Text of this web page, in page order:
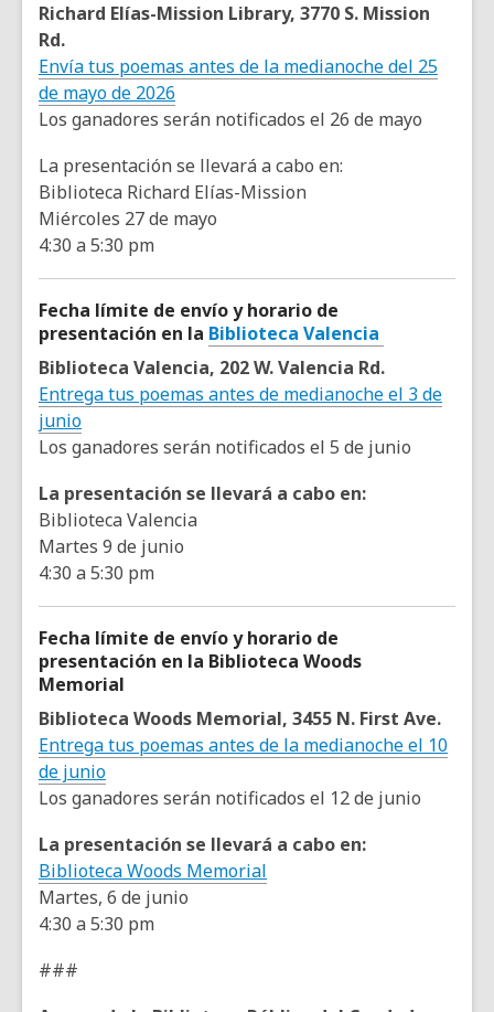
Richard Elías-Mission Library, 3770 S. Mission
Rd.
Envía tus poemas antes de la medianoche del 25
de mayo de 2026
Los ganadores serán notificados el 26 de mayo
La presentación se llevará a cabo en:
Biblioteca Richard Elías-Mission
Miércoles 27 de mayo
4:30 a 5:30 pm
Fecha límite de envío y horario de
presentación en la Biblioteca Valencia
Biblioteca Valencia, 202 W. Valencia Rd.
Entrega tus poemas antes de medianoche el 3 de
junio
Los ganadores serán notificados el 5 de junio
La presentación se llevará a cabo en:
Biblioteca Valencia
Martes 9 de junio
4:30 a 5:30 pm
Fecha límite de envío y horario de
presentación en la Biblioteca Woods
Memorial
Biblioteca Woods Memorial, 3455 N. First Ave.
Entrega tus poemas antes de la medianoche el 10
de junio
Los ganadores serán notificados el 12 de junio
La presentación se llevará a cabo en:
Biblioteca Woods Memorial
Martes, 6 de junio
4:30 a 5:30 pm
###